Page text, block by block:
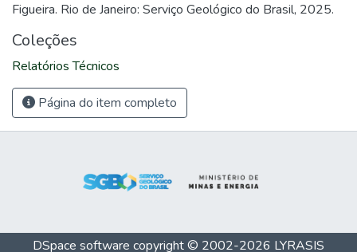
Figueira. Rio de Janeiro: Serviço Geológico do Brasil, 2025.
Coleções
Relatórios Técnicos
Página do item completo
DSpace software copyright © 2002-2026 LYRASIS